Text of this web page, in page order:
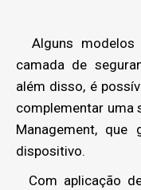
Alguns modelos
camada de
além disso, é
complementar uma
Management,
dispositivo.
Com aplicação